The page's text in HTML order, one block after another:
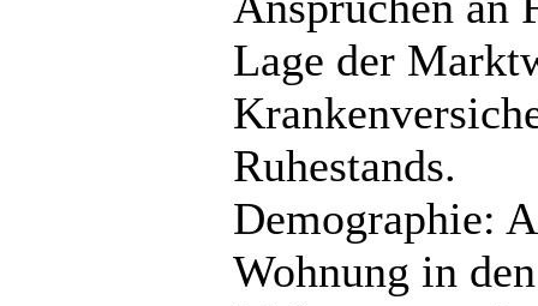
Lage der
Ruhestands.
Demographie:
Wohnung in